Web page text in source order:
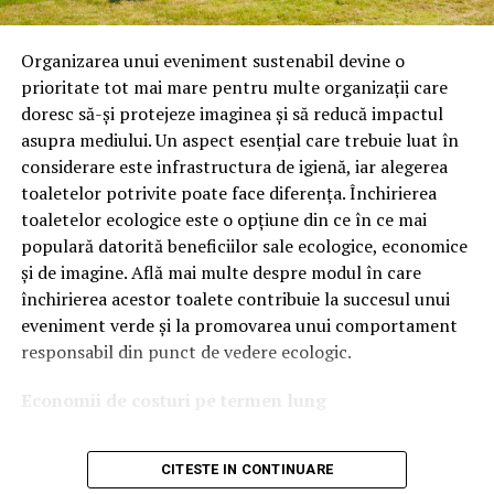
Astăzi, brandul este apreciat în special pentru
tehnologiile proprii și pentru numărul mare de aprobări
OEM.
Ce înseamnă Ravenol VMP?
DenumireaVMPidentifică o gamă de uleiuri dezvoltate
pentru motoare moderne care necesită performanțe
ridicate și compatibilitate cu numeroase specificații ale
constructorilor auto.
Acest produs este destinat în special motoarelor
moderne pe benzină și diesel, inclusiv celor echipate cu:
catalizatoare moderne;
sisteme Start-Stop.
Organizarea unui eveniment sustenabil devine o
prioritate tot mai mare pentru multe organizații care
doresc să-și protejeze imaginea și să reducă impactul
asupra mediului. Un aspect esențial care trebuie luat în
considerare este infrastructura de igienă, iar alegerea
toaletelor potrivite poate face diferența. Închirierea
toaletelor ecologice este o opțiune din ce în ce mai
populară datorită beneficiilor sale ecologice, economice
și de imagine. Află mai multe despre modul în care
închirierea acestor toalete contribuie la succesul unui
eveniment verde și la promovarea unui comportament
responsabil din punct de vedere ecologic.
Economii de costuri pe termen lung
Unul dintre cele mai mari avantaje ale activității
închiriere toalete ecologiceeste economia de costuri.
CITESTE IN CONTINUARE